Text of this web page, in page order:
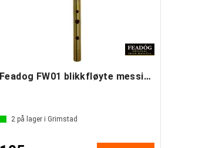
Feadog FW01 blikkfløyte messing D
2 på lager i Grimstad